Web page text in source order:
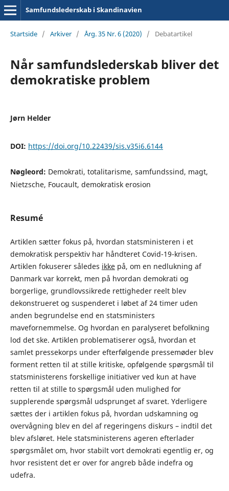
Samfundslederskab i Skandinavien
Startside / Arkiver / Årg. 35 Nr. 6 (2020) / Debatartikel
Når samfundslederskab bliver det
demokratiske problem
Jørn Helder
DOI: https://doi.org/10.22439/sis.v35i6.6144
Nøgleord: Demokrati, totalitarisme, samfundssind, magt,
Nietzsche, Foucault, demokratisk erosion
Resumé
Artiklen sætter fokus på, hvordan statsministeren i et
demokratisk perspektiv har håndteret Covid-19-krisen.
Artiklen fokuserer således ikkepå, om en nedlukning af
Danmark var korrekt, men på hvordan demokrati og
borgerlige, grundlovssikrede rettigheder reelt blev
dekonstrueret og suspenderet i løbet af 24 timer uden
anden begrundelse end en statsministers
mavefornemmelse. Og hvordan en paralyseret befolkning
lod det ske. Artiklen problematiserer også, hvordan et
samlet pressekorps under efterfølgende pressemøder blev
forment retten til at stille kritiske, opfølgende spørgsmål til
statsministerens forskellige initiativer ved kun at have
retten til at stille to spørgsmål uden mulighed for
supplerende spørgsmål udsprunget af svaret. Yderligere
sættes der i artiklen fokus på, hvordan udskamning og
overvågning blev en del af regeringens diskurs – indtil det
blev afsløret. Hele statsministerens ageren efterlader
spørgsmålet om, hvor stabilt vort demokrati egentlig er, og
hvor resistent det er over for angreb både indefra og
udefra.